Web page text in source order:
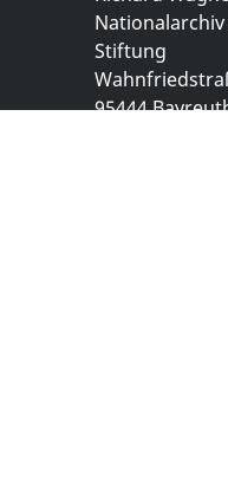
Stiftung
95444